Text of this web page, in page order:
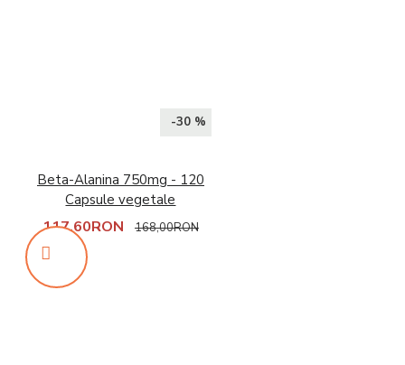
-30 %
Beta-Alanina 750mg - 120
Capsule vegetale
117,60RON 168,00RON